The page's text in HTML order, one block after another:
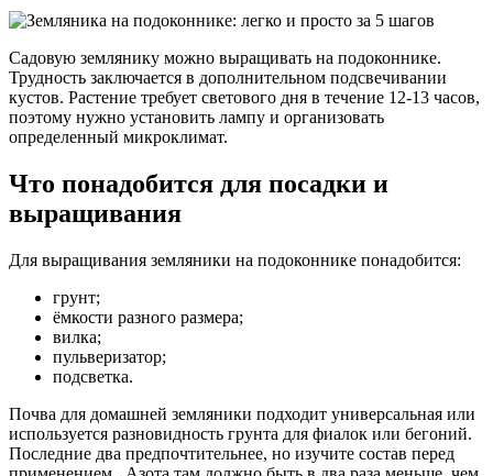
Садовую землянику можно выращивать на подоконнике.
Трудность заключается в дополнительном подсвечивании
кустов. Растение требует светового дня в течение 12-13 часов,
поэтому нужно установить лампу и организовать
определенный микроклимат.
Что понадобится для посадки и
выращивания
Для выращивания земляники на подоконнике понадобится:
грунт;
ёмкости разного размера;
вилка;
пульверизатор;
подсветка.
Почва для домашней земляники подходит универсальная или
используется разновидность грунта для фиалок или бегоний.
Последние два предпочтительнее, но изучите состав перед